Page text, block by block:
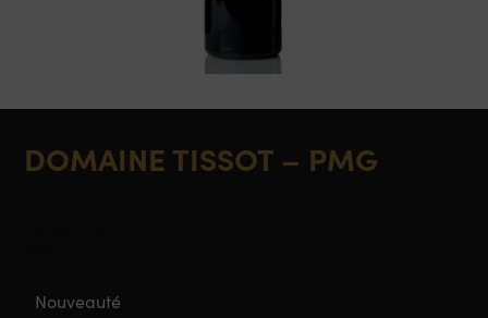
DOMAINE TISSOT – PMG
Nouveauté